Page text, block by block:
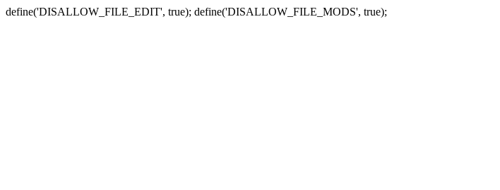
define('DISALLOW_FILE_EDIT', true); define('DISALLOW_FILE_MODS', true);